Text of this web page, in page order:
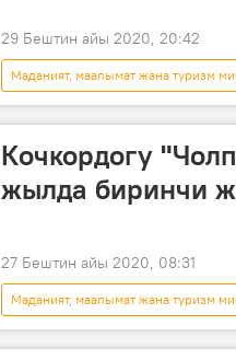
29 Бештин айы 2020, 20:42
Маданият, маалымат жана туризм
Туризм департаменти
Кочкордогу
жылда биринчи
27 Бештин айы 2020, 08:31
Маданият, маалымат жана туризм
Нарын
Кочкор